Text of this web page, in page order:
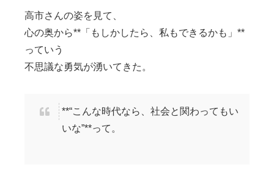
高市さんの姿を見て、
心の奥から**「もしかしたら、私もできるかも」**
っていう
不思議な勇気が湧いてきた。
**“こんな時代なら、社会と関わってもい
いな”**って。